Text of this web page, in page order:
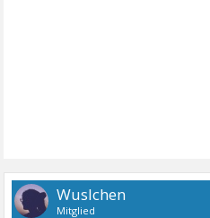
Wuslchen
Mitglied